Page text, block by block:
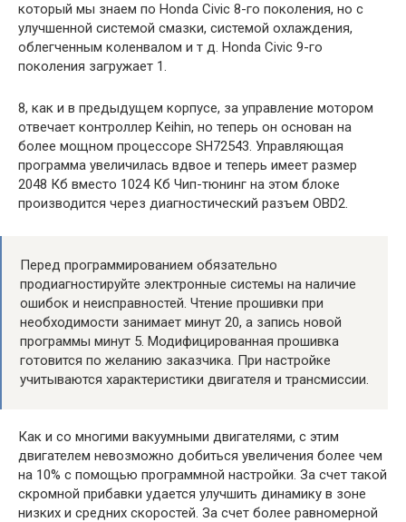
который мы знаем по Honda Civic 8-го поколения, но с
улучшенной системой смазки, системой охлаждения,
облегченным коленвалом и т д. Honda Civic 9-го
поколения загружает 1.
8, как и в предыдущем корпусе, за управление мотором
отвечает контроллер Keihin, но теперь он основан на
более мощном процессоре SH72543. Управляющая
программа увеличилась вдвое и теперь имеет размер
2048 Кб вместо 1024 Кб Чип-тюнинг на этом блоке
производится через диагностический разъем OBD2.
Перед программированием обязательно
продиагностируйте электронные системы на наличие
ошибок и неисправностей. Чтение прошивки при
необходимости занимает минут 20, а запись новой
программы минут 5. Модифицированная прошивка
готовится по желанию заказчика. При настройке
учитываются характеристики двигателя и трансмиссии.
Как и со многими вакуумными двигателями, с этим
двигателем невозможно добиться увеличения более чем
на 10% с помощью программной настройки. За счет такой
скромной прибавки удается улучшить динамику в зоне
низких и средних скоростей. За счет более равномерной